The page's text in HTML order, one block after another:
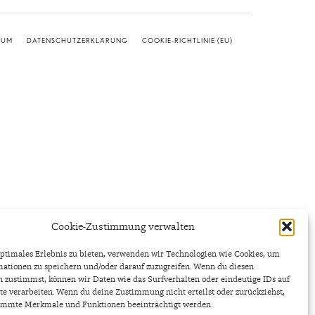
Cookie-Zustimmung verwalten
Erlebnis zu bieten, verwenden wir Technologien wie Cookies, um
zu speichern und/oder darauf zuzugreifen. Wenn du diesen
zustimmst, können wir Daten wie das Surfverhalten oder eindeutige IDs auf
verarbeiten. Wenn du deine Zustimmung nicht erteilst oder zurückziehst,
Merkmale und Funktionen beeinträchtigt werden.
DATENSCHUTZERKLÄRUNG COOKIE-RICHTLINIE (EU)